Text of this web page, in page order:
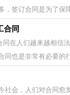
，签订合同是为了保
合同
同在人们越来越相信
同也是非常有必要的
小编为大家收集的建
社会，人们对合同愈